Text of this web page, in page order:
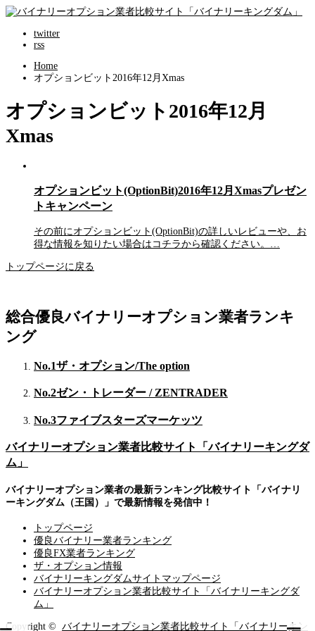
twitter
rss
Home
オプションビット2016年12月Xmas
オプションビット2016年12月
Xmas
オプションビット(OptionBit)2016年12月Xmasプレゼン
トキャンペーン
その前にオプションビット(OptionBit)の詳しいレビューや、お
得な情報を知りたい場合はコチラから確認ください。…
トップページに戻る
総合優良バイナリーオプション業者ランキ
ング
No.1ザ・オプション/The option
No.2ゼン・トレーダー / ZENTRADER
No.3ファイブスターズマーケッツ
バイナリーオプション業者比較サイト「バイナリーキングダ
ム」
バイナリーオプション業者の最新ランキング比較サイト「バイナリ
ーキングダム（王国）」で最新情報を発信中！
トップページ
優良バイナリー業者ランキング
優良FX業者ランキング
ザ・オプション情報
バイナリーキングダムサイトマップページ
バイナリーオプション業者比較サイト「バイナリーキングダ
ム」
Copyright © バイナリーオプション業者比較サイト「バイナリーキン